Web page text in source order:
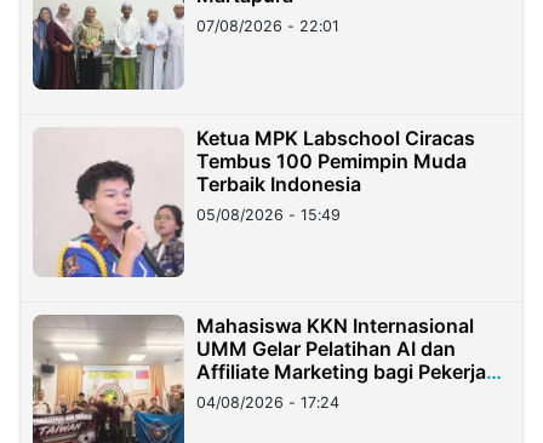
07/08/2026 - 22:01
Ketua MPK Labschool Ciracas
Tembus 100 Pemimpin Muda
Terbaik Indonesia
05/08/2026 - 15:49
Mahasiswa KKN Internasional
UMM Gelar Pelatihan AI dan
Affiliate Marketing bagi Pekerja
Migran Indonesia di Taiwan
04/08/2026 - 17:24